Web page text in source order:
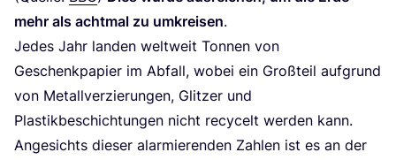
mehr als acht­mal zu umkrei­sen.
Jedes Jahr lan­den welt­weit Ton­nen von
Geschenk­pa­pier im Abfall, wobei ein Groß­teil auf­grund
von Metall­ver­zie­run­gen, Glit­zer und
Plas­tik­be­schich­tun­gen nicht recy­celt wer­den kann.
Ange­sichts die­ser alar­mie­ren­den Zah­len ist es an der